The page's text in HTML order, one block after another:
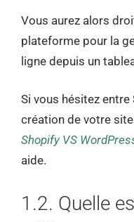
Vous aurez alors
plateforme pour la
ligne depuis un
Si vous hésitez
création de votre
Shopify VS
aide.
1.2. Quelle